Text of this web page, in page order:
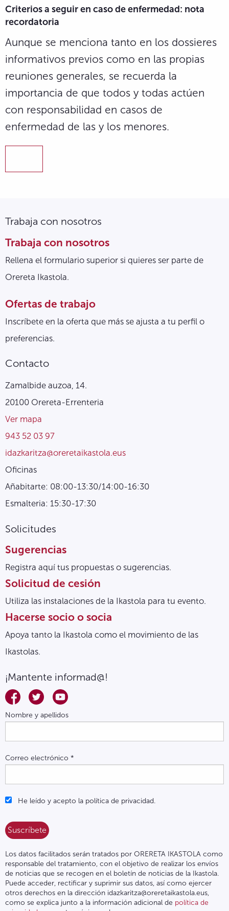
Criterios a seguir en caso de enfermedad: nota
recordatoria
Aunque se menciona tanto en los dossieres
informativos previos como en las propias
reuniones generales, se recuerda la
importancia de que todos y todas actúen
con responsabilidad en casos de
enfermedad de las y los menores.
Trabaja con nosotros
Trabaja con nosotros
Rellena el formulario superior si quieres ser parte de
Orereta Ikastola.
Ofertas de trabajo
Inscríbete en la oferta que más se ajusta a tu perfil o
preferencias.
Contacto
Zamalbide auzoa, 14.
20100 Orereta-Errenteria
Ver mapa
943 52 03 97
idazkaritza@oreretaikastola.eus
Oficinas
Añabitarte: 08:00-13:30/14:00-16:30
Esmalteria: 15:30-17:30
Solicitudes
Sugerencias
Registra aquí tus propuestas o sugerencias.
Solicitud de cesión
Utiliza las instalaciones de la Ikastola para tu evento.
Hacerse socio o socia
Apoya tanto la Ikastola como el movimiento de las
Ikastolas.
¡Mantente informad@!
Nombre y apellidos
Correo electrónico *
He leído y acepto la política de privacidad.
Los datos facilitados serán tratados por ORERETA IKASTOLA como
responsable del tratamiento, con el objetivo de realizar los envíos
de noticias que se recogen en el boletín de noticias de la Ikastola.
Puede acceder, rectificar y suprimir sus datos, así como ejercer
otros derechos en la dirección idazkaritza@oreretaikastola.eus,
como se explica junto a la información adicional de política de